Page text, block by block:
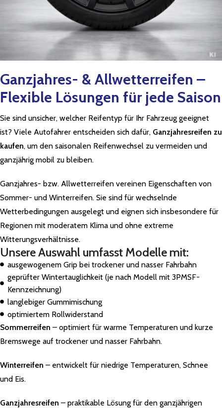
Ganzjahres- & Allwetterreifen –
Flexible Lösungen für jede Saison
Sie sind unsicher, welcher Reifentyp für Ihr Fahrzeug geeignet
ist? Viele Autofahrer entscheiden sich dafür, Ganzjahresreifen zu
kaufen, um den saisonalen Reifenwechsel zu vermeiden und
ganzjährig mobil zu bleiben.
Ganzjahres- bzw. Allwetterreifen vereinen Eigenschaften von
Sommer- und Winterreifen. Sie sind für wechselnde
Wetterbedingungen ausgelegt und eignen sich insbesondere für
Regionen mit moderatem Klima und ohne extreme
Witterungsverhältnisse.
Unsere Auswahl umfasst Modelle mit:
ausgewogenem Grip bei trockener und nasser Fahrbahn
geprüfter Wintertauglichkeit (je nach Modell mit 3PMSF-
Kennzeichnung)
langlebiger Gummimischung
optimiertem Rollwiderstand
Sommerreifen – optimiert für warme Temperaturen und kurze
Bremswege auf trockener und nasser Fahrbahn.
Winterreifen – entwickelt für niedrige Temperaturen, Schnee
und Eis.
Ganzjahresreifen – praktikable Lösung für den ganzjährigen